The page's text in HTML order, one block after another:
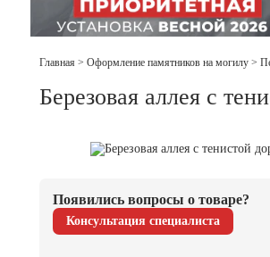
Главная > Оформление памятников на могилу >
Березовая аллея с
Появились вопросы о товаре?
Консультация специалиста